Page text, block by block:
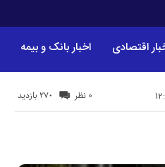
اقتصادی اخبار بانک و بیمه
270 بازدید 0 نظر